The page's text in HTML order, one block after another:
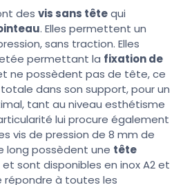
des vis sans têtequi
. Elles permettent un
sans traction. Elles
permettant la fixation de
ne possèdent pas de tête, ce
dans son support, pour un
tant au niveau esthétisme
lui procure également
vis de pression de 8 mm de
long possèdent une tête
et sont disponibles en inox A2 et
répondre à toutes les